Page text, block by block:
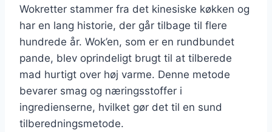
Wokretter stammer fra det kinesiske køkken og
har en lang historie, der går tilbage til flere
hundrede år. Wok’en, som er en rundbundet
pande, blev oprindeligt brugt til at tilberede
mad hurtigt over høj varme. Denne metode
bevarer smag og næringsstoffer i
ingredienserne, hvilket gør det til en sund
tilberedningsmetode.